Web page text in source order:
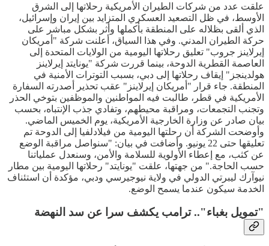
علقت عدد من شركات الطيران الأمريكية رحلاتها إلى الشرق
الأوسط، في ظل التصعيد العسكري المتزايد بين إيران وإسرائيل،
الذي ألقى بظلاله على المنطقة بأكملها وأثر بشكل مباشر على
حركة الطيران المدني. وفي هذا السياق، أعلنت شركة "أمريكان
إيرلاينز جروب" تعليق رحلاتها اليومية من الولايات المتحدة إلى
العاصمة القطرية الدوحة، بينما قررت شركة "يونايتد إيرلاينز
هولدينجز" إيقاف رحلاتها إلى دبي، بسبب التوترات الأمنية في
المنطقة. جاء قرار "أمريكان إيرلاينز" عقب تحذير أصدرته السفارة
الأمريكية في قطر، طالبت فيه المواطنين والموظفين بتوخي الحذر
وتجنب التجمعات، ومراقبة محيطهم، وتفادي جذب الإنتباه، بحسب
بيان صادر عن وزارة الخارجية الأمريكية، يوم الخميس الماضي.
وأوضحت الشركة أن رحلتها اليومية من فيلادلفيا إلى الدوحة تم
تعليقها حتى 22 يونيو. وأضافت في بيان: "سنواصل مراقبة الوضع
عن كثب، مع إعطاء الأولوية للسلامة والأمن، وسنعدل عملياتنا
حسب الحاجة." من جهتها، علقت "يونايتد" رحلاتها اليومية بين مطار
نيوآرك ليبرتي الدولي في ولاية نيوجيرسي ودبي، مؤكدة أن استئناف
الخدمة سيكون عندما يسمح الوضع.
"تمويل بغباء".. ترامب يكشف سرا عن سد النهضة